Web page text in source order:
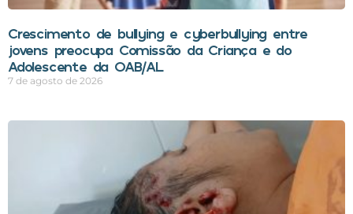
Crescimento de bullying e cyberbullying entre
jovens preocupa Comissão da Criança e do
Adolescente da OAB/AL
7 de agosto de 2026